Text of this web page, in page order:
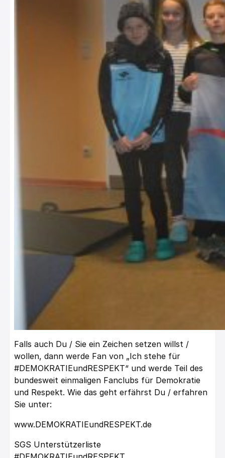
Falls auch Du / Sie ein Zeichen setzen willst /
wollen, dann werde Fan von „Ich stehe für
#DEMOKRATIEundRESPEKT“ und werde Teil des
bundesweit einmaligen Fanclubs für Demokratie
und Respekt. Wie das geht erfährst Du / erfahren
Sie unter:
www.DEMOKRATIEundRESPEKT.de
SGS Unterstützerliste